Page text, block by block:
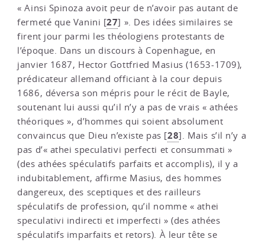
« Ainsi Spinoza avoit peur de n’avoir pas autant de
fermeté que Vanini [27] ». Des idées similaires se
firent jour parmi les théologiens protestants de
l’époque. Dans un discours à Copenhague, en
janvier 1687, Hector Gottfried Masius (1653-1709),
prédicateur allemand officiant à la cour depuis
1686, déversa son mépris pour le récit de Bayle,
soutenant lui aussi qu’il n’y a pas de vrais « athées
théoriques », d’hommes qui soient absolument
convaincus que Dieu n’existe pas [28] . Mais s’il n’y a
pas d’« athei speculativi perfecti et consummati »
(des athées spéculatifs parfaits et accomplis), il y a
indubitablement, affirme Masius, des hommes
dangereux, des sceptiques et des railleurs
spéculatifs de profession, qu’il nomme « athei
speculativi indirecti et imperfecti » (des athées
spéculatifs imparfaits et retors). À leur tête se